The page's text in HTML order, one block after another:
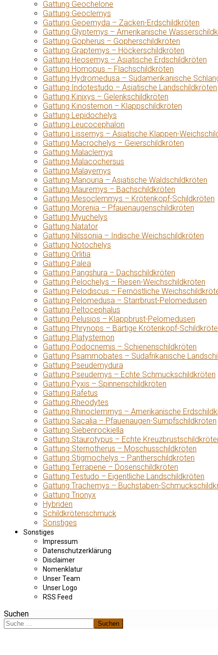
Gattung Geochelone
Gattung Geoclemys
Gattung Geoemyda – Zacken-Erdschildkröten
Gattung Glyptemys – Amerikanische
Gattung Gopherus – Gopherschildkröten
Gattung Graptemys – Höckerschildkröten
Gattung Heosemys – Asiatische Erdschildkröten
Gattung Homopus – Flachschildkröten
Gattung Hydromedusa – Südamerikanische
Gattung Indotestudo – Asiatische Landschildkröten
Gattung Kinixys – Gelenkschildkröten
Gattung Kinosternon – Klappschildkröten
Gattung Lepidochelys
Gattung Leucocephalon
Gattung Lissemys – Asiatische Klappen-
Gattung Macrochelys – Geierschildkröten
Gattung Malaclemys
Gattung Malacochersus
Gattung Malayemys
Gattung Manouria – Asiatische Waldschildkröten
Gattung Mauremys – Bachschildkröten
Gattung Mesoclemmys – Krötenkopf-Schildkröten
Gattung Morenia – Pfauenaugenschildkröten
Gattung Myuchelys
Gattung Natator
Gattung Nilssonia – Indische Weichschildkröten
Gattung Notochelys
Gattung Orlitia
Gattung Palea
Gattung Pangshura – Dachschildkröten
Gattung Pelochelys – Riesen-Weichschildkröten
Gattung Pelodiscus – Fernöstliche
Gattung Pelomedusa – Starrbrust-Pelomedusen
Gattung Peltocephalus
Gattung Pelusios – Klappbrust-Pelomedusen
Gattung Phrynops – Bärtige Krötenkopf-
Gattung Platysternon
Gattung Podocnemis – Schienenschildkröten
Gattung Psammobates – Südafrikanische
Gattung Pseudemydura
Gattung Pseudemys – Echte Schmuckschildkröten
Gattung Pyxis – Spinnenschildkröten
Gattung Rafetus
Gattung Rheodytes
Gattung Rhinoclemmys – Amerikanische
Gattung Sacalia – Pfauenaugen-Sumpfschildkröten
Gattung Siebenrockiella
Gattung Staurotypus – Echte
Gattung Sternotherus – Moschusschildkröten
Gattung Stigmochelys – Pantherschildkröten
Gattung Terrapene – Dosenschildkröten
Gattung Testudo – Eigentliche Landschildkröten
Gattung Trachemys – Buchstaben-
Gattung Trionyx
Hybriden
Schildkrötenschmuck
Sonstiges
Sonstiges
Impressum
Datenschutzerklärung
Disclaimer
Nomenklatur
Unser Team
Unser Logo
RSS Feed
Suchen
Suchen